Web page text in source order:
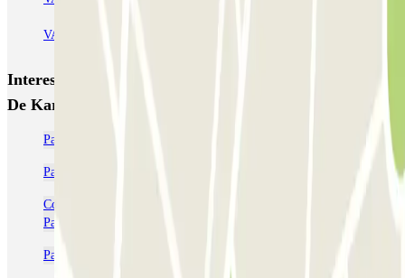
VALET - Stadsschouwburg Amsterdam
Interessante plaatsen en evenementen dichtbij Parkbee
De Karel
Parkeren De Pijp | Goedkope parkeergarage reserveren
Parkeren in de buurt van de RAI Amsterdam
Concertgebouw Amsterdam Parkeren: Bespaar tijd en geld |
Parclick
Parkeren bij Carré? Reserveer je plek online | Parclick